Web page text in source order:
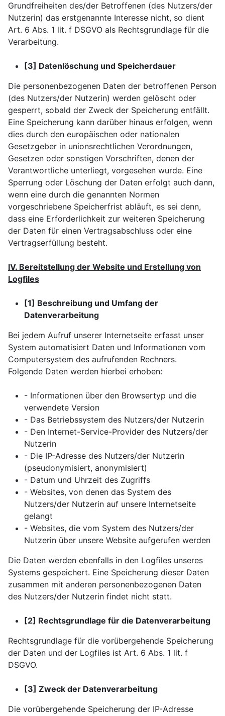
Grundfreiheiten des/der Betroffenen (des Nutzers/der
Nutzerin) das erstgenannte Interesse nicht, so dient
Art. 6 Abs. 1 lit. f DSGVO als Rechtsgrundlage für die
Verarbeitung.
[3] Datenlöschung und Speicherdauer
Die personenbezogenen Daten der betroffenen Person
(des Nutzers/der Nutzerin) werden gelöscht oder
gesperrt, sobald der Zweck der Speicherung entfällt.
Eine Speicherung kann darüber hinaus erfolgen, wenn
dies durch den europäischen oder nationalen
Gesetzgeber in unionsrechtlichen Verordnungen,
Gesetzen oder sonstigen Vorschriften, denen der
Verantwortliche unterliegt, vorgesehen wurde. Eine
Sperrung oder Löschung der Daten erfolgt auch dann,
wenn eine durch die genannten Normen
vorgeschriebene Speicherfrist abläuft, es sei denn,
dass eine Erforderlichkeit zur weiteren Speicherung
der Daten für einen Vertragsabschluss oder eine
Vertragserfüllung besteht.
IV. Bereitstellung der Website und Erstellung von
Logfiles
[1] Beschreibung und Umfang der
Datenverarbeitung
Bei jedem Aufruf unserer Internetseite erfasst unser
System automatisiert Daten und Informationen vom
Computersystem des aufrufenden Rechners.
Folgende Daten werden hierbei erhoben:
- Informationen über den Browsertyp und die
verwendete Version
- Das Betriebssystem des Nutzers/der Nutzerin
- Den Internet-Service-Provider des Nutzers/der
Nutzerin
- Die IP-Adresse des Nutzers/der Nutzerin
(pseudonymisiert, anonymisiert)
- Datum und Uhrzeit des Zugriffs
- Websites, von denen das System des
Nutzers/der Nutzerin auf unsere Internetseite
gelangt
- Websites, die vom System des Nutzers/der
Nutzerin über unsere Website aufgerufen werden
Die Daten werden ebenfalls in den Logfiles unseres
Systems gespeichert. Eine Speicherung dieser Daten
zusammen mit anderen personenbezogenen Daten
des Nutzers/der Nutzerin findet nicht statt.
[2] Rechtsgrundlage für die Datenverarbeitung
Rechtsgrundlage für die vorübergehende Speicherung
der Daten und der Logfiles ist Art. 6 Abs. 1 lit. f
DSGVO.
[3] Zweck der Datenverarbeitung
Die vorübergehende Speicherung der IP-Adresse